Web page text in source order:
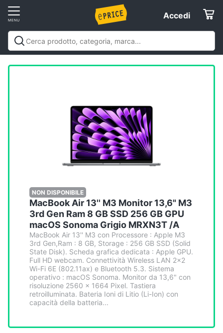
Accedi
Accedi
NON DISPONIBILE
MacBook Air 13'' M3 Monitor 13,6" M3
3rd Gen Ram 8 GB SSD 256 GB GPU
macOS Sonoma Grigio MRXN3T /A
MacBook Air 13'' M3 con Processore : Apple M3
3rd Gen,Ram : 8 GB, Storage : 256 GB SSD (Solid
State Disk). Scheda grafica dedicata : Apple GPU.
Full HD webcam. Connettività Wireless LAN 2x2
Wi-Fi 6E (802.11ax) e Bluetooth 5.3. Sistema
operativo : macOS Sonoma. Monitor da 13,6" con
risoluzione 2560 x 1664 Pixel. Tastiera
retroilluminata. Bateria Ioni di Litio (Li-Ion) con
capacità della batteria...